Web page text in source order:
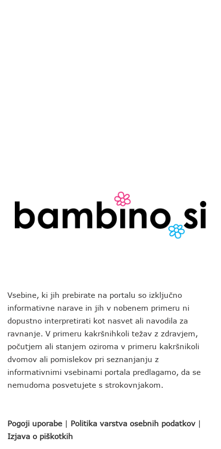
Vsebine, ki jih prebirate na portalu so izključno
informativne narave in jih v nobenem primeru ni
dopustno interpretirati kot nasvet ali navodila za
ravnanje. V primeru kakršnihkoli težav z zdravjem,
počutjem ali stanjem oziroma v primeru kakršnikoli
dvomov ali pomislekov pri seznanjanju z
informativnimi vsebinami portala predlagamo, da se
nemudoma posvetujete s strokovnjakom.
Pogoji uporabe | Politika varstva osebnih podatkov |
Izjava o piškotkih